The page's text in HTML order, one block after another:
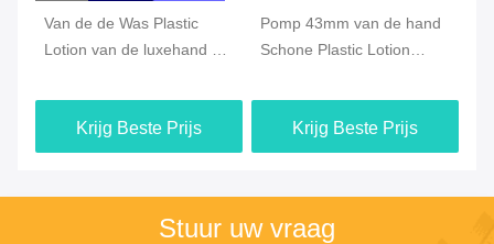
Van de de Was Plastic
Lotion van de luxehand de
Binnenkern 316
Krijg Beste Prijs
Pomp 43mm van de hand
Schone Plastic Lotion
Krijg Beste Prijs
Stuur uw vraag